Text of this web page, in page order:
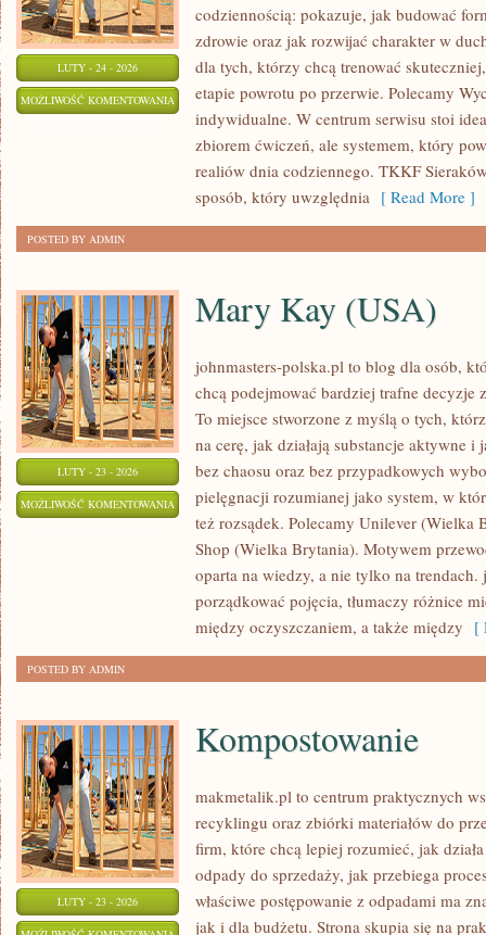
LUTY - 24 - 2026
MOŻLIWOŚĆ KOMENTOWANIA PSYCHOLOGIA
SPORTU
codziennością: pokazuje, jak budować
zdrowie oraz jak rozwijać charakter w
dla tych, którzy chcą trenować
etapie powrotu po przerwie. Polecamy
indywidualne. W centrum serwisu stoi
zbiorem ćwiczeń, ale systemem, który
realiów dnia codziennego. TKKF
sposób, który uwzględnia [ Read More ]
POSTED BY ADMIN
LUTY - 23 - 2026
MOŻLIWOŚĆ KOMENTOWANIA MARY
(USA)
Mary Kay (USA)
johnmasters-polska.pl to blog dla osób,
chcą podejmować bardziej trafne decyzje
To miejsce stworzone z myślą o tych,
na cerę, jak działają substancje aktywne
bez chaosu oraz bez przypadkowych
pielęgnacji rozumianej jako system, w
też rozsądek. Polecamy Unilever (Wielka
Shop (Wielka Brytania). Motywem
oparta na wiedzy, a nie tylko na
porządkować pojęcia, tłumaczy różnice
między oczyszczaniem, a także między [
POSTED BY ADMIN
LUTY - 23 - 2026
Kompostowanie
makmetalik.pl to centrum praktycznych
recyklingu oraz zbiórki materiałów do
firm, które chcą lepiej rozumieć, jak
odpady do sprzedaży, jak przebiega
właściwe postępowanie z odpadami ma
jak i dla budżetu. Strona skupia się na